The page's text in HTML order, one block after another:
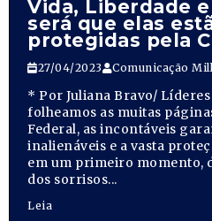
Vida, Liberdade
será que elas
protegidas pela
27/04/2023 Comunicação
* Por Juliana Bravo/
folheamos as muitas
Federal, as incontáveis
inalienáveis e a vasta
em um primeiro momento,
dos sorrisos...
Leia